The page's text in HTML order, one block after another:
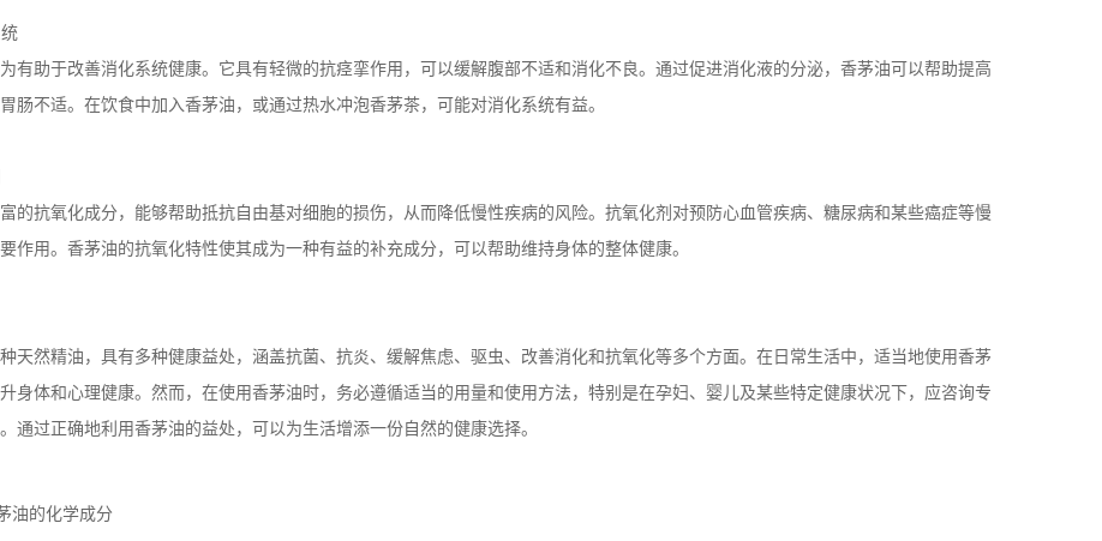
有助于改善消化系统健康。它具有轻微的抗痉挛作用，可以缓解腹部不适和消化不良。通过促进消化液的分泌，香茅油可以帮助提高
肠不适。在饮食中加入香茅油，或通过热水冲泡香茅茶，可能对消化系统有益。
的抗氧化成分，能够帮助抵抗自由基对细胞的损伤，从而降低慢性疾病的风险。抗氧化剂对预防心血管疾病、糖尿病和某些癌症等慢
作用。香茅油的抗氧化特性使其成为一种有益的补充成分，可以帮助维持身体的整体健康。
天然精油，具有多种健康益处，涵盖抗菌、抗炎、缓解焦虑、驱虫、改善消化和抗氧化等多个方面。在日常生活中，适当地使用香茅
身体和心理健康。然而，在使用香茅油时，务必遵循适当的用量和使用方法，特别是在孕妇、婴儿及某些特定健康状况下，应咨询专
通过正确地利用香茅油的益处，可以为生活增添一份自然的健康选择。
油的化学成分